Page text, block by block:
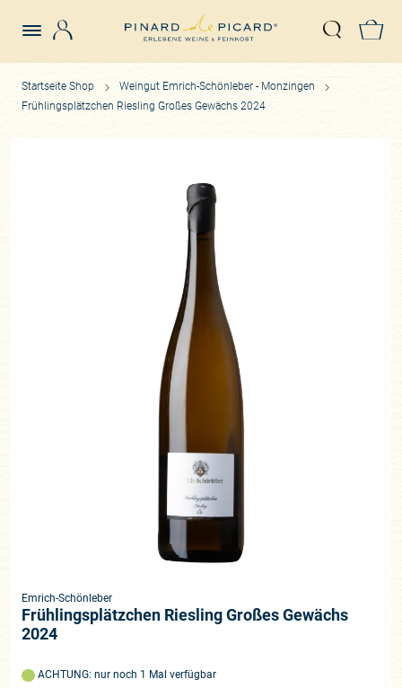
Suche
Startseite Shop
Weingut Emrich-Schönleber - Monzingen
Frühlingsplätzchen Riesling Großes Gewächs 2024
Emrich-Schönleber
Frühlingsplätzchen Riesling Großes Gewächs
2024
ACHTUNG: nur noch 1 Mal verfügbar